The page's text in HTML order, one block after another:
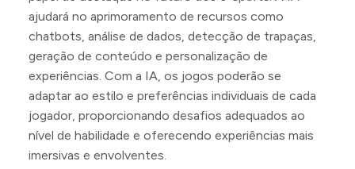
ajudará no aprimoramento de recursos como
chatbots, análise de dados, detecção de trapaças,
geração de conteúdo e personalização de
experiências. Com a IA, os jogos poderão se
adaptar ao estilo e preferências individuais de cada
jogador, proporcionando desafios adequados ao
nível de habilidade e oferecendo experiências mais
imersivas e envolventes.